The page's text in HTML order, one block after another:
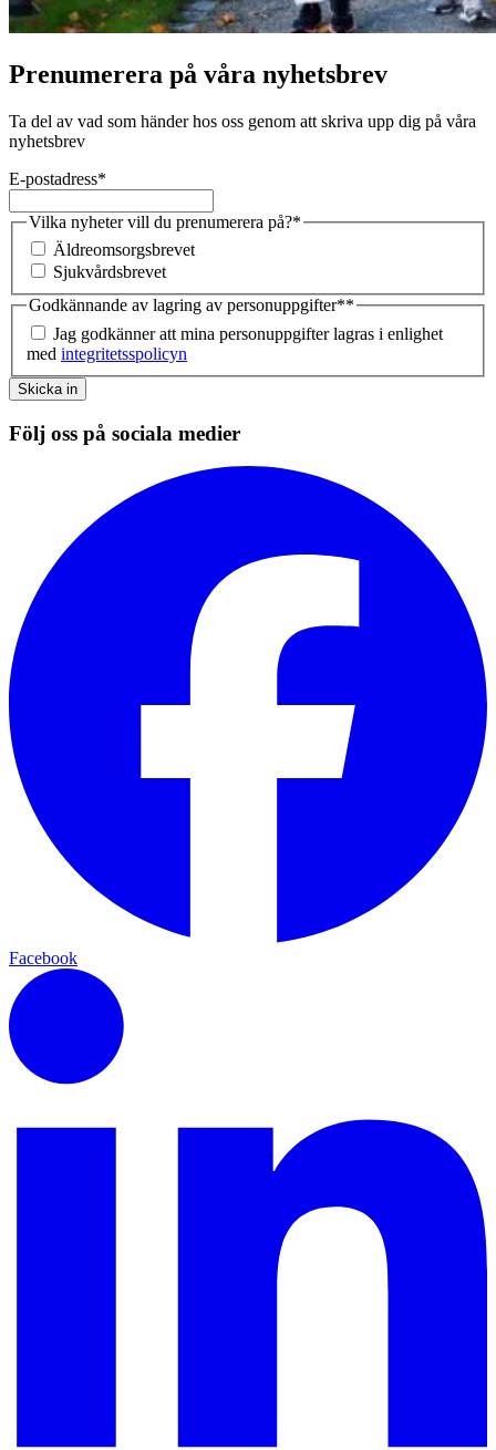
Prenumerera på våra nyhetsbrev
Ta del av vad som händer hos oss genom att skriva upp dig på våra
nyhetsbrev
E-postadress*
Vilka nyheter vill du prenumerera på?*
Äldreomsorgsbrevet
Sjukvårdsbrevet
Godkännande av lagring av personuppgifter**
Jag godkänner att mina personuppgifter lagras i enlighet
med integritetsspolicyn
Skicka in
Följ oss på sociala medier
Facebook